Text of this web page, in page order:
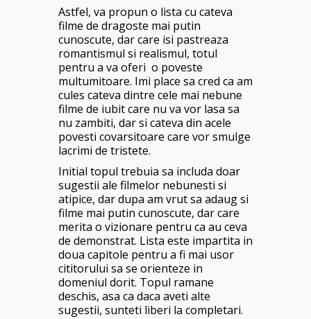
Astfel, va propun o lista cu cateva
filme de dragoste mai putin
cunoscute, dar care isi pastreaza
romantismul si realismul, totul
pentru a va oferi o poveste
multumitoare. Imi place sa cred ca am
cules cateva dintre cele mai nebune
filme de iubit care nu va vor lasa sa
nu zambiti, dar si cateva din acele
povesti covarsitoare care vor smulge
lacrimi de tristete.
Initial topul trebuia sa includa doar
sugestii ale filmelor nebunesti si
atipice, dar dupa am vrut sa adaug si
filme mai putin cunoscute, dar care
merita o vizionare pentru ca au ceva
de demonstrat. Lista este impartita in
doua capitole pentru a fi mai usor
cititorului sa se orienteze in
domeniul dorit. Topul ramane
deschis, asa ca daca aveti alte
sugestii, sunteti liberi la completari.